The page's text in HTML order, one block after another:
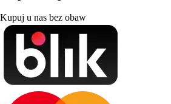
Kupuj u nas bez obaw